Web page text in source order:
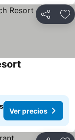
Compartir
Ver precios